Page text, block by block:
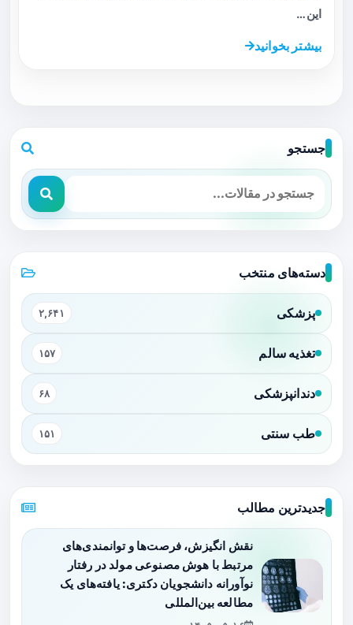
این…
بیشتر بخوانید
جستجو
دسته‌های منتخب
پزشکی ۲,۶۴۱
تغذیه سالم ۱۵۷
دندانپزشکی ۶۸
طب سنتی ۱۵۱
جدیدترین مطالب
نقش انگیزش، فرصت‌ها و توانمندی‌های
مرتبط با هوش مصنوعی مولد در رفتار
نوآورانه دانشجویان دکتری: یافته‌های یک
مطالعه بین‌المللی